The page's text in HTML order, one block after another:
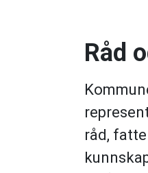
Råd
råd,